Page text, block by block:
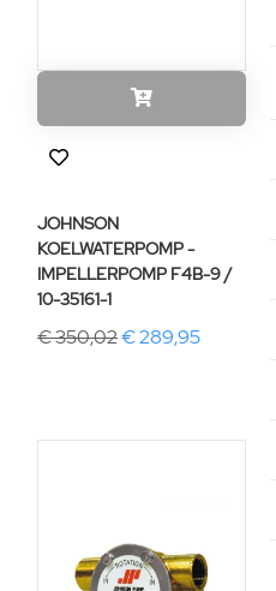
JOHNSON
KOELWATERPOMP -
IMPELLERPOMP F4B-9 /
10-35161-1
€ 350,02€ 289,95